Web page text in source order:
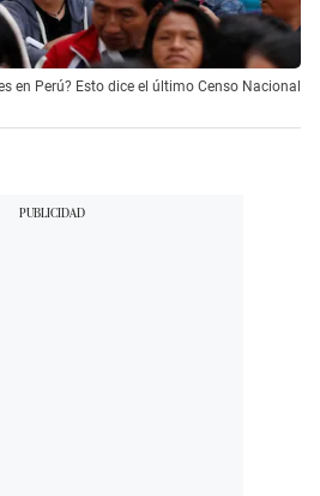
en Perú? Esto dice el último Censo Nacional